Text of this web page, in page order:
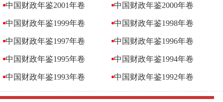
中国财政年鉴2001年卷 中国财政年鉴2000年卷
中国财政年鉴1999年卷 中国财政年鉴1998年卷
中国财政年鉴1997年卷 中国财政年鉴1996年卷
中国财政年鉴1995年卷 中国财政年鉴1994年卷
中国财政年鉴1993年卷 中国财政年鉴1992年卷